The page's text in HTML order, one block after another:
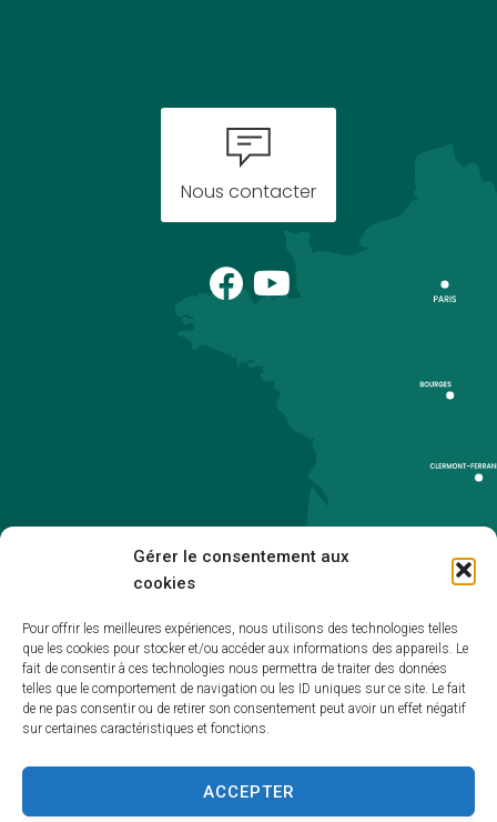
Gérer le consentement aux
cookies
Pour offrir les meilleures expériences, nous utilisons des technologies telles
que les cookies pour stocker et/ou accéder aux informations des appareils. Le
fait de consentir à ces technologies nous permettra de traiter des données
telles que le comportement de navigation ou les ID uniques sur ce site. Le fait
de ne pas consentir ou de retirer son consentement peut avoir un effet négatif
sur certaines caractéristiques et fonctions.
ACCEPTER
Nous contacter
Accessibilité